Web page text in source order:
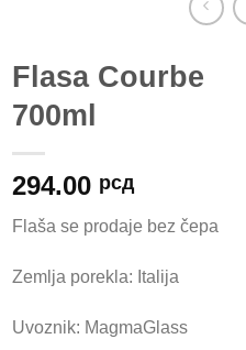
Flasa Courbe
700ml
294.00 рсд
Flaša se prodaje bez čepa
Zemlja porekla: Italija
Uvoznik: MagmaGlass